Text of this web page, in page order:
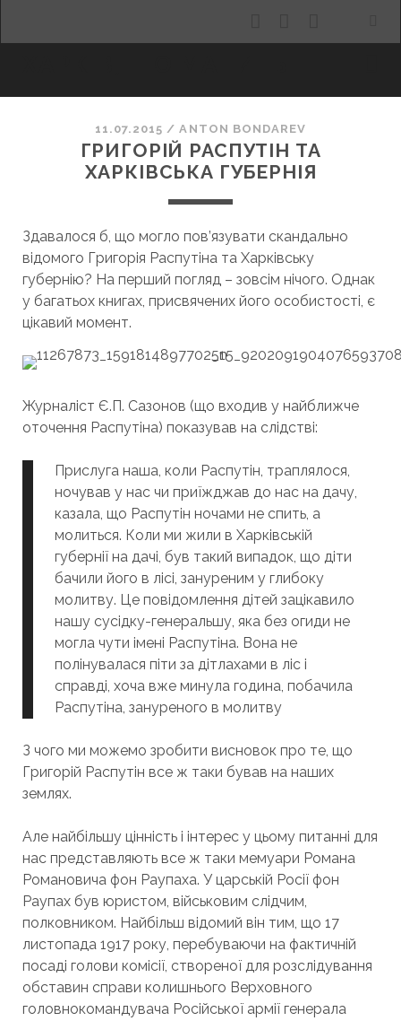
11.07.2015 /ANTON BONDAREV
ГРИГОРІЙ РАСПУТІН ТА
ХАРКІВСЬКА ГУБЕРНІЯ
Здавалося б, що могло пов’язувати скандально
відомого Григорія Распутіна та Харківську
губернію? На перший погляд – зовсім нічого. Однак
у багатьох книгах, присвячених його особистості, є
цікавий момент.
Журналіст Є.П. Сазонов (що входив у найближче
оточення Распутіна) показував на слідстві:
Прислуга наша, коли Распутін, траплялося,
ночував у нас чи приїжджав до нас на дачу,
казала, що Распутін ночами не спить, а
молиться. Коли ми жили в Харківській
губернії на дачі, був такий випадок, що діти
бачили його в лісі, зануреним у глибоку
молитву. Це повідомлення дітей зацікавило
нашу сусідку-генеральшу, яка без огиди не
могла чути імені Распутіна. Вона не
полінувалася піти за дітлахами в ліс і
справді, хоча вже минула година, побачила
Распутіна, зануреного в молитву
З чого ми можемо зробити висновок про те, що
Григорій Распутін все ж таки бував на наших
землях.
Але найбільшу цінність і інтерес у цьому питанні для
нас представляють все ж таки мемуари Романа
Романовича фон Раупаха. У царській Росії фон
Раупах був юристом, військовим слідчим,
полковником. Найбільш відомий він тим, що 17
листопада 1917 року, перебуваючи на фактичній
посаді голови комісії, створеної для розслідування
обставин справи колишнього Верховного
головнокомандувача Російської армії генерала